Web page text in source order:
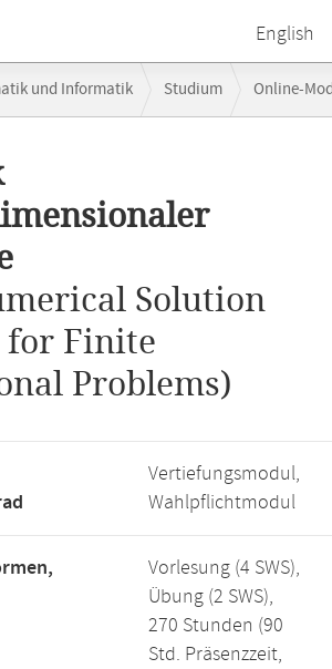
English
und Informatik Studium Online-
Solution
for Finite
Problems)
Vertiefungsmodul,
Wahlpflichtmodul
Vorlesung (4 SWS),
Übung (2 SWS),
270 Stunden (90
Std. Präsenzzeit,